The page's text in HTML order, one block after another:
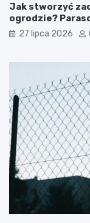
Jak stworzyć
ogrodzie?
27 lipca 2026